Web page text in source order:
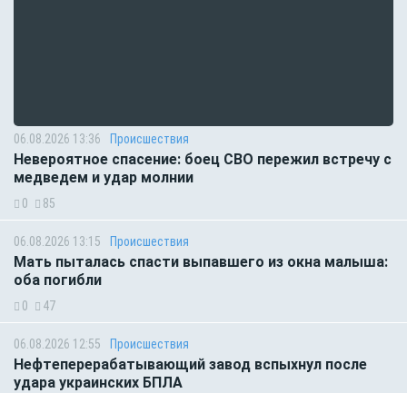
06.08.2026 13:36 Происшествия
Невероятное спасение: боец СВО пережил встречу с
медведем и удар молнии
0 85
06.08.2026 13:15 Происшествия
Мать пыталась спасти выпавшего из окна малыша:
оба погибли
0 47
06.08.2026 12:55 Происшествия
Нефтеперерабатывающий завод вспыхнул после
удара украинских БПЛА